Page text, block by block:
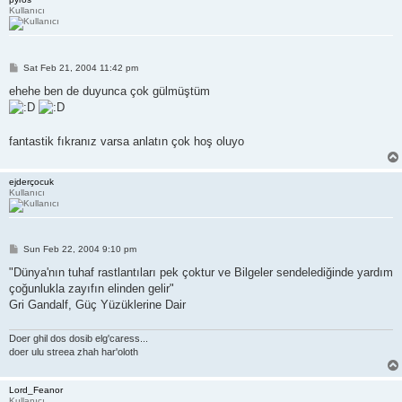
Kullanıcı
P
s
t
Sat Feb 21, 2004 11:42 pm
ehehe ben de duyunca çok gülmüştüm
fantastik fıkranız varsa anlatın çok hoş oluyo
ejderçocuk
Kullanıcı
P
s
Sun Feb 22, 2004 9:10 pm
"Dünya'nın tuhaf rastlantıları pek çoktur ve Bilgeler sendelediğinde yardım
çoğunlukla zayıfın elinden gelir"
Gri Gandalf, Güç Yüzüklerine Dair
Doer ghil dos dosib elg'caress...
doer ulu streea zhah har'oloth
Lord_Feanor